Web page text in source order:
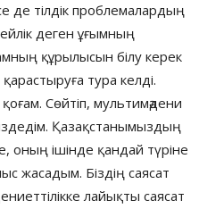
де тілдік проблемалардың
деген ұғымның
құрылысын білу керек
қарастыруға тура келді.
Сөйтіп, мультимәдени
Қазақстанымыздың
оның ішінде қандай түріне
жасадым. Біздің саясат
лайықты саясат